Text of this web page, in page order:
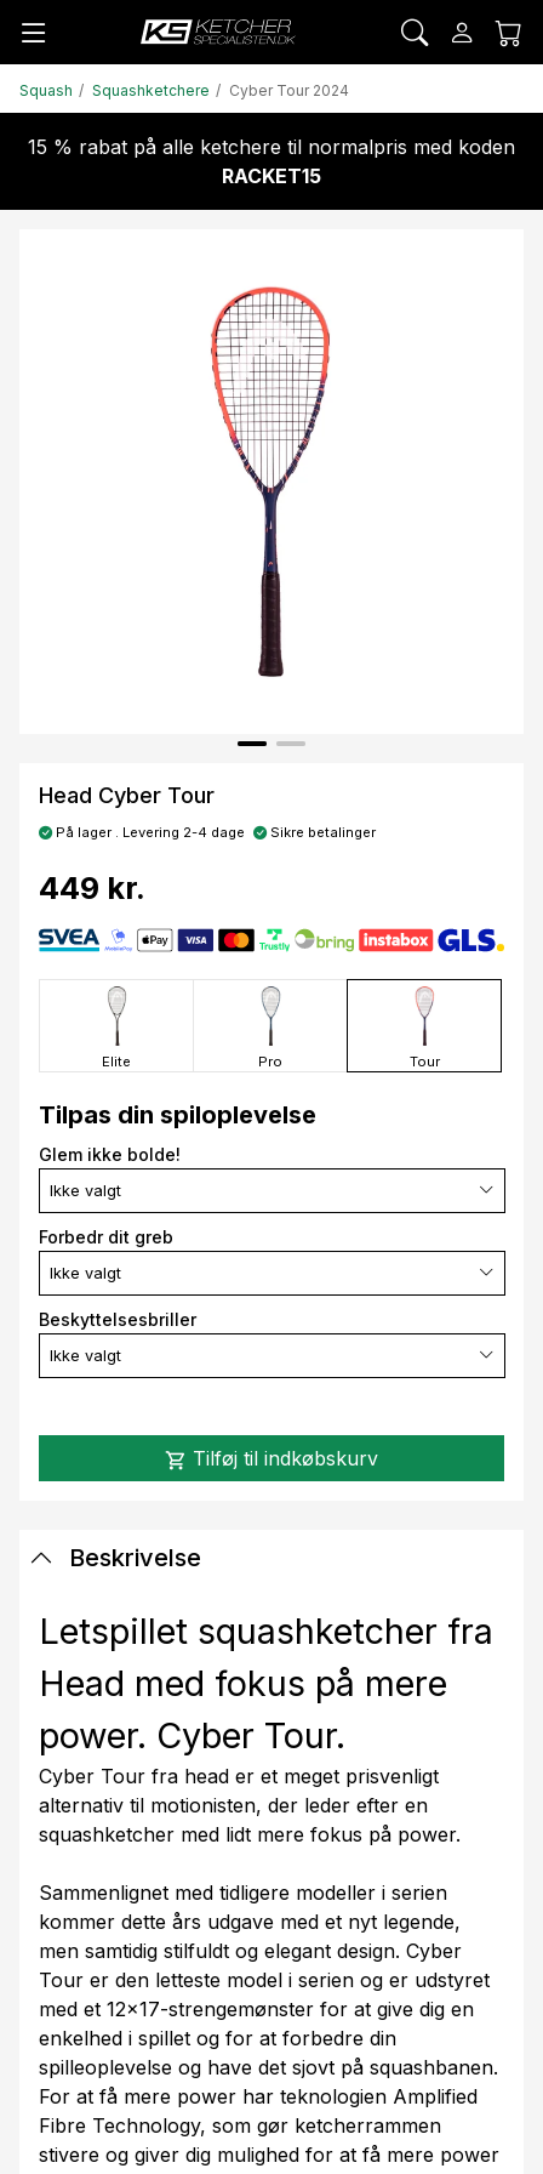
Squash Squashketchere Cyber Tour 2024
15 % rabat på alle ketchere til normalpris med koden
RACKET15
Head Cyber Tour
På lager . Levering 2-4 dage Sikre betalinger
449 kr.
Elite Pro Tour
Tilpas din spiloplevelse
Glem ikke bolde!
Ikke valgt
Forbedr dit greb
Ikke valgt
Beskyttelsesbriller
Ikke valgt
shopping_cart Tilføj til indkøbskurv
Beskrivelse
Letspillet squashketcher fra
Head med fokus på mere
power. Cyber Tour.
Cyber Tour fra head er et meget prisvenligt
alternativ til motionisten, der leder efter en
squashketcher med lidt mere fokus på power.
Sammenlignet med tidligere modeller i serien
kommer dette års udgave med et nyt legende,
men samtidig stilfuldt og elegant design. Cyber
Tour er den letteste model i serien og er udstyret
med et 12x17-strengemønster for at give dig en
enkelhed i spillet og for at forbedre din
spilleoplevelse og have det sjovt på squashbanen.
For at få mere power har teknologien Amplified
Fibre Technology, som gør ketcherrammen
stivere og giver dig mulighed for at få mere power